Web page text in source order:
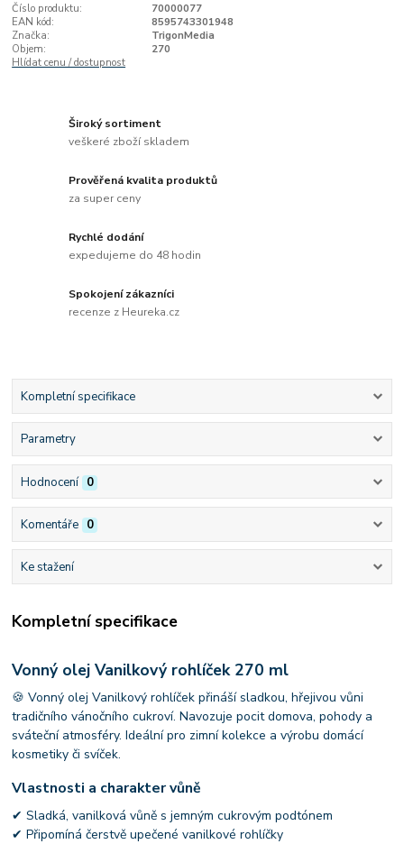
Číslo produktu:
70000077
EAN kód:
8595743301948
Značka:
TrigonMedia
Objem:
270
Hlídat cenu / dostupnost
Široký sortiment
veškeré zboží skladem
Prověřená kvalita produktů
za super ceny
Rychlé dodání
expedujeme do 48 hodin
Spokojení zákazníci
recenze z Heureka.cz
Kompletní specifikace
Parametry
Hodnocení 0
Komentáře 0
Ke stažení
Kompletní specifikace
Vonný olej Vanilkový rohlíček 270 ml
🍪 Vonný olej Vanilkový rohlíček přináší sladkou, hřejivou vůni
tradičního vánočního cukroví. Navozuje pocit domova, pohody a
sváteční atmosféry. Ideální pro zimní kolekce a výrobu domácí
kosmetiky či svíček.
Vlastnosti a charakter vůně
✔ Sladká, vanilková vůně s jemným cukrovým podtónem
✔ Připomíná čerstvě upečené vanilkové rohlíčky